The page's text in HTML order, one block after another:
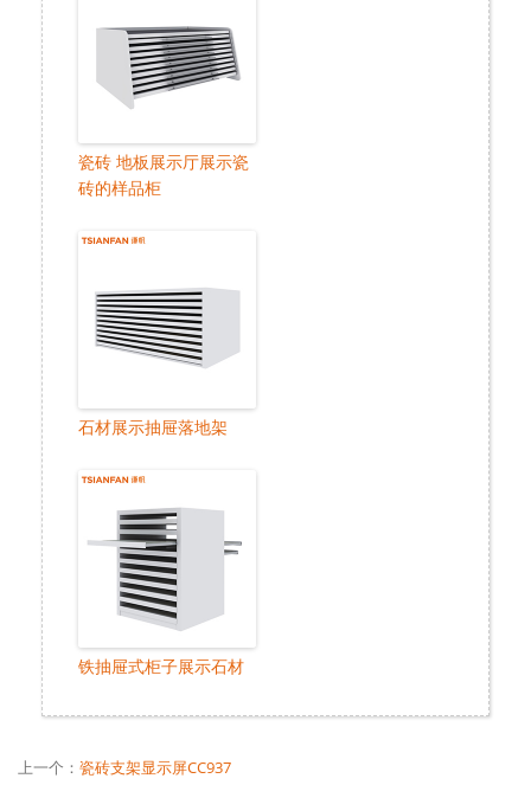
瓷砖 地板展示厅展示瓷
砖的样品柜
石材展示抽屉落地架
铁抽屉式柜子展示石材
上一个： 瓷砖支架显示屏CC937